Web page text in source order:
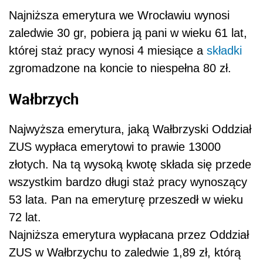
Najniższa emerytura we Wrocławiu wynosi
zaledwie 30 gr, pobiera ją pani w wieku 61 lat,
której staż pracy wynosi 4 miesiące a składki
zgromadzone na koncie to niespełna 80 zł.
Wałbrzych
Najwyższa emerytura, jaką Wałbrzyski Oddział
ZUS wypłaca emerytowi to prawie 13000
złotych. Na tą wysoką kwotę składa się przede
wszystkim bardzo długi staż pracy wynoszący
53 lata. Pan na emeryturę przeszedł w wieku
72 lat.
Najniższa emerytura wypłacana przez Oddział
ZUS w Wałbrzychu to zaledwie 1,89 zł, którą